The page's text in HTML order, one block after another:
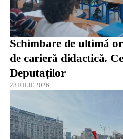
Schimbare de ultimă
de carieră didactică.
Deputaților
28 IULIE 2026